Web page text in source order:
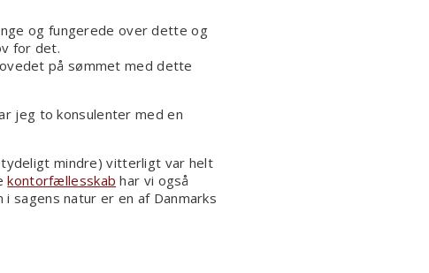
og fungerede over dette og
for det.
på sømmet med dette
jeg to konsulenter med en
mindre) vitterligt var helt
kontorfællesskab har vi også
natur er en af Danmarks